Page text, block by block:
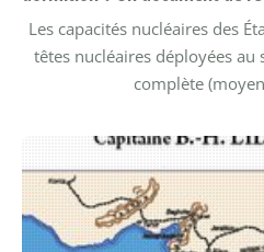
Les capacités nucléaires des
têtes nucléaires déployées au
complète